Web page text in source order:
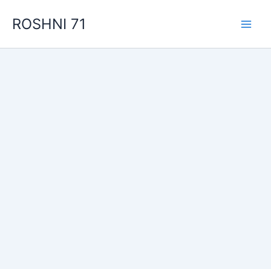
ROSHNI 71